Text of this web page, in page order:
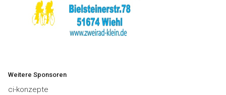
Weitere Sponsoren
ci-konzepte